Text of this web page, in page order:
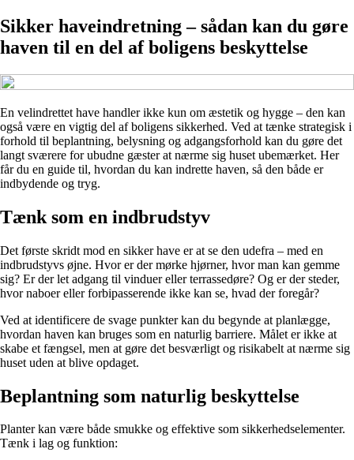
Sikker haveindretning – sådan kan du gøre
haven til en del af boligens beskyttelse
En velindrettet have handler ikke kun om æstetik og hygge – den kan
også være en vigtig del af boligens sikkerhed. Ved at tænke strategisk i
forhold til beplantning, belysning og adgangsforhold kan du gøre det
langt sværere for ubudne gæster at nærme sig huset ubemærket. Her
får du en guide til, hvordan du kan indrette haven, så den både er
indbydende og tryg.
Tænk som en indbrudstyv
Det første skridt mod en sikker have er at se den udefra – med en
indbrudstyvs øjne. Hvor er der mørke hjørner, hvor man kan gemme
sig? Er der let adgang til vinduer eller terrassedøre? Og er der steder,
hvor naboer eller forbipasserende ikke kan se, hvad der foregår?
Ved at identificere de svage punkter kan du begynde at planlægge,
hvordan haven kan bruges som en naturlig barriere. Målet er ikke at
skabe et fængsel, men at gøre det besværligt og risikabelt at nærme sig
huset uden at blive opdaget.
Beplantning som naturlig beskyttelse
Planter kan være både smukke og effektive som sikkerhedselementer.
Tænk i lag og funktion: